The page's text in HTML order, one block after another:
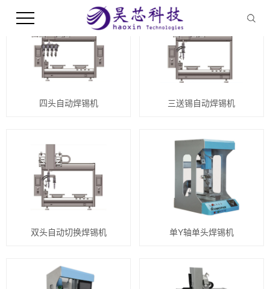
四头自动焊锡机 三送锡自动焊锡机
双头自动切换焊锡机 单Y轴单头焊锡机